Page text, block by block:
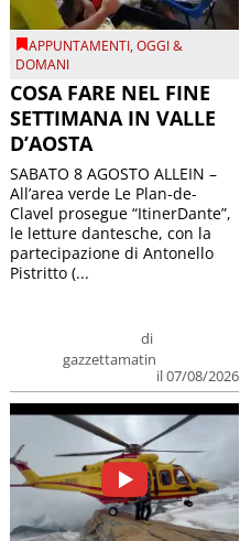
APPUNTAMENTI,OGGI &
DOMANI
COSA FARE NEL FINE
SETTIMANA IN VALLE
D’AOSTA
di
gazzettamatin
il 07/08/2026
SABATO 8 AGOSTO ALLEIN –
All’area verde Le Plan-de-
Clavel prosegue “ItinerDante”,
le letture dantesche, con la
partecipazione di Antonello
Pistritto (...